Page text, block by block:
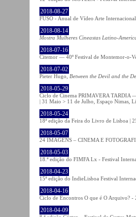
2018-08-27
FUSO - Anual de Vídeo Arte
2018-08-14
Mostra Mulheres Cineastas Latino-
2018-07-16
Citemor — 40º Festival de Montemor-o-
2018-07-02
Pieter Hugo, Between the Devil and the
2018-05-29
Ciclo de Cinema PRIMAVERA TARDIA
| 31 Maio > 11 de Julho, Espaço Nimas,
2018-05-24
18ª edição da Feira do Livro de Lisboa |
2018-05-07
24 IMAGENS – CINEMA E
2018-05-03
18.ª edição do FIMFA Lx - Festival
2018-04-23
15ª edição do IndieLisboa Festival
2018-04-16
Ciclo de Encontros O que é O Arquivo? -
2018-04-09